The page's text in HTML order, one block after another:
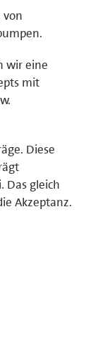
wir eine
mit
Diese
Das gleich
Akzeptanz.